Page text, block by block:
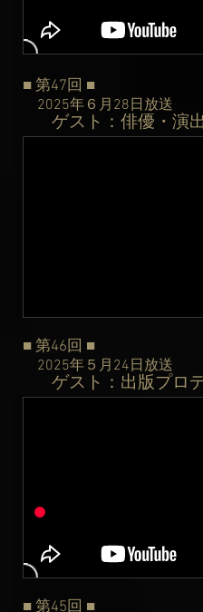
■ 第47回 ■
2025年６月28日 放送
ゲスト：俳優・演
■ 第46回 ■
2025年５月24日 放送
ゲスト：出版プロ
■ 第45回 ■